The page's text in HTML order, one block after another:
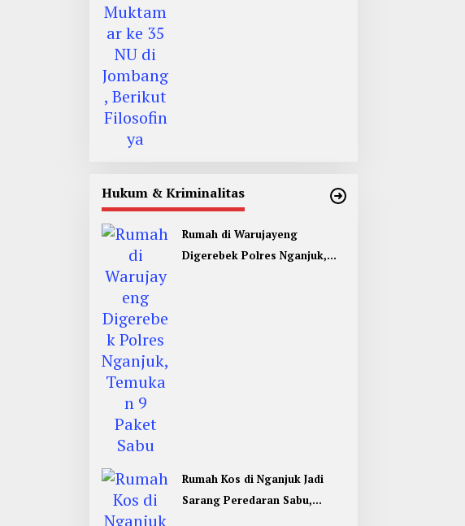
Hukum & Kriminalitas
Rumah di Warujayeng
Digerebek Polres Nganjuk,
Rumah Kos di Nganjuk Jadi
Sarang Peredaran Sabu,